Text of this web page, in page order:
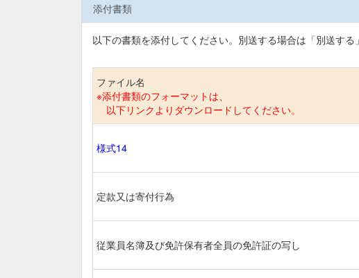
添付書類
以下の書類を添付してください。 別送する場合は「別送する
ファイル名
※添付書類のフォーマットは、
以下リンクよりダウンロードしてください。
様式14
定款又は寄付行為
従業員名簿及び免許保有者全員の免許証の写し